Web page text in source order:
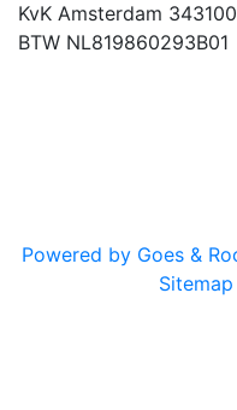
KvK Amsterdam
BTW NL819860293B01
Powered by Goes &
Sitemap